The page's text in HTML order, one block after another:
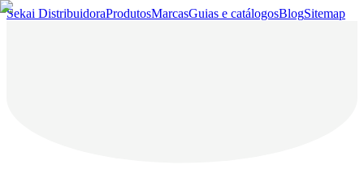
Sekai DistribuidoraProdutosMarcasGuias e catálogosBlogSitemap